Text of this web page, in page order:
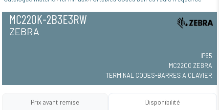
MC220K-2B3E3RW
ZEBRA
IP65
MC2200 ZEBRA
TERMINAL CODES-BARRES A CLAVIER
Prix avant remise Disponibilité